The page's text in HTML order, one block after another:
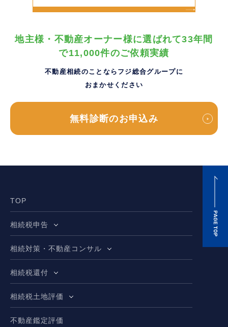
地主様・不動産オーナー様に選ばれて33年間
で11,000件のご依頼実績
不動産相続のことならフジ総合グループに
おまかせください
無料診断のお申込み
TOP
相続税申告
相続対策・不動産コンサル
相続税還付
相続税土地評価
不動産鑑定評価